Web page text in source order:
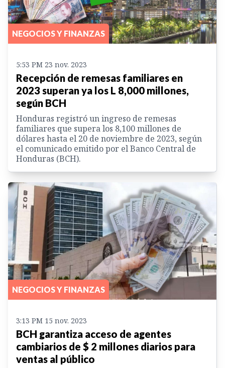
NEGOCIOS Y FINANZAS
5:53 PM 23 nov. 2023
Recepción de remesas familiares en
2023 superan ya los L 8,000 millones,
según BCH
Honduras registró un ingreso de remesas
familiares que supera los 8,100 millones de
dólares hasta el 20 de noviembre de 2023, según
el comunicado emitido por el Banco Central de
Honduras (BCH).
NEGOCIOS Y FINANZAS
3:13 PM 15 nov. 2023
BCH garantiza acceso de agentes
cambiarios de $ 2 millones diarios para
ventas al público